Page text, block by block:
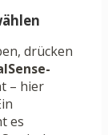
drücken
– hier
es